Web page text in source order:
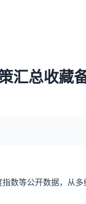
汇总收藏
数等公开数据，从多